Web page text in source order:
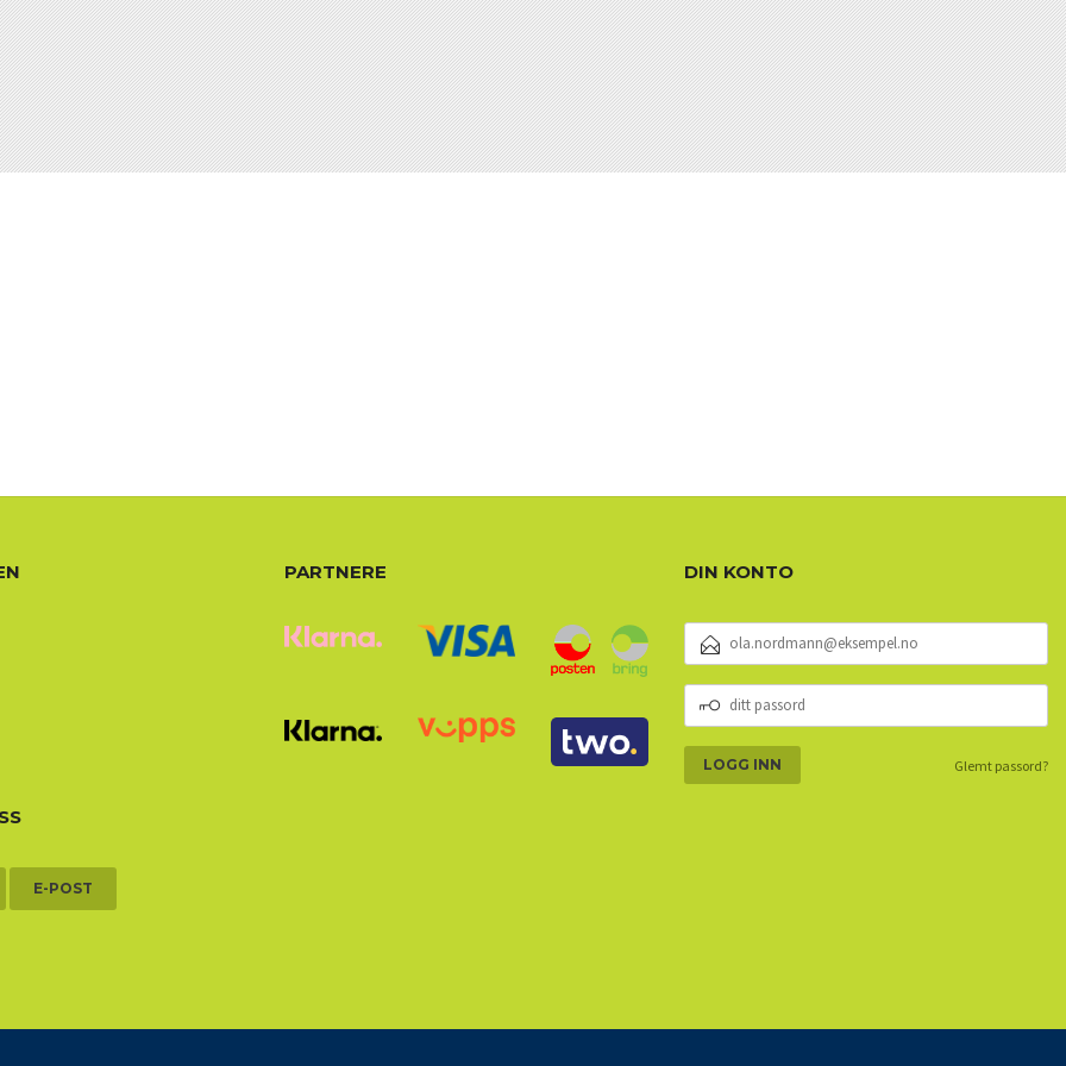
E-POST
PARTNERE DIN KONTO
POSTADRESSE
PASSORD
Glemt passord?